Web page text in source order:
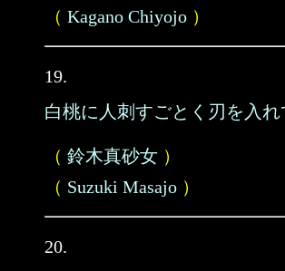
（ Kagano Chiyojo ）
19.
白桃に人刺すごとく刃を入れ
（ 鈴木真砂女 ）
（ Suzuki Masajo ）
20.